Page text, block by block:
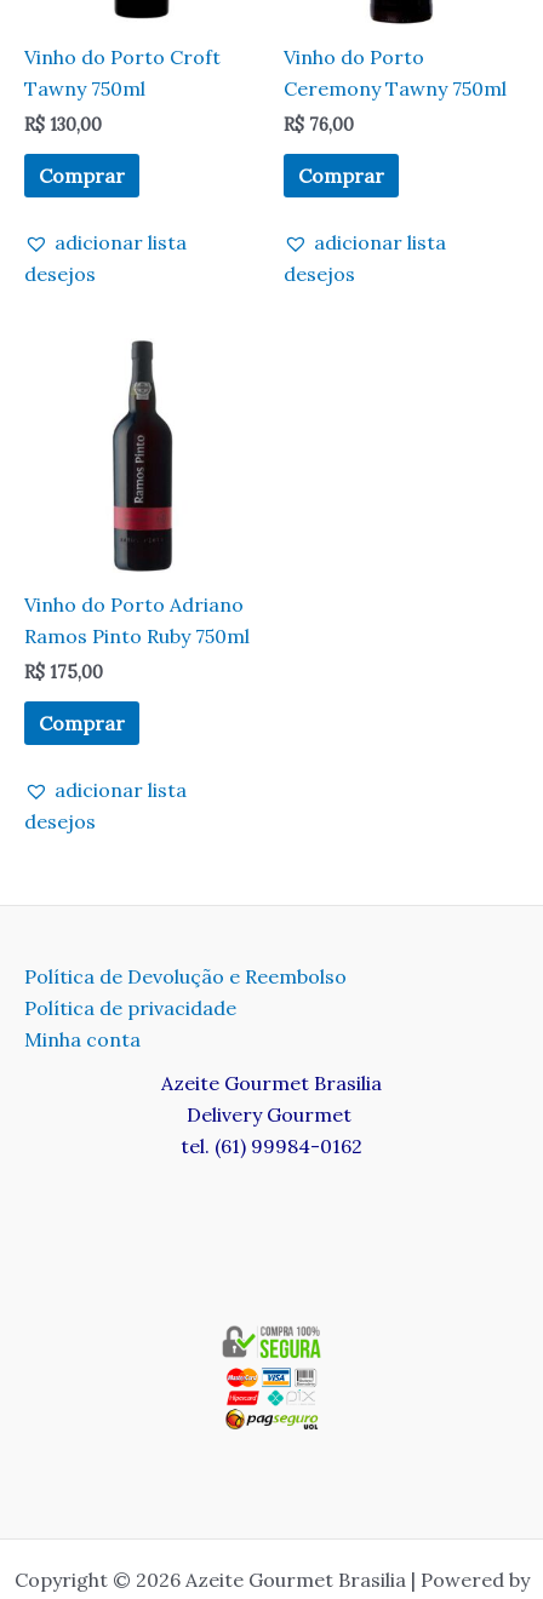
Vinho do Porto Croft
Tawny 750ml
R$ 130,00
Comprar
adicionar lista
desejos
Vinho do Porto
Ceremony Tawny 750ml
R$ 76,00
Comprar
adicionar lista
desejos
Vinho do Porto Adriano
Ramos Pinto Ruby 750ml
R$ 175,00
Comprar
adicionar lista
desejos
Política de Devolução e Reembolso
Política de privacidade
Minha conta
Azeite Gourmet Brasilia
Delivery Gourmet
tel. (61) 99984-0162
Copyright © 2026 Azeite Gourmet Brasilia | Powered by